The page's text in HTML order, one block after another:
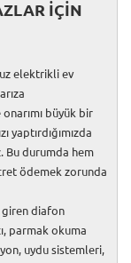
İÇİN
elektrikli ev
büyük bir
yaptırdığımızda
Bu durumda hem
ödemek zorunda
giren diafon
parmak okuma
uydu sistemleri,